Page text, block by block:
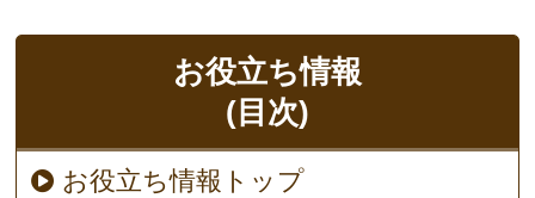
お役立ち情報
(目次)
お役立ち情報トップ